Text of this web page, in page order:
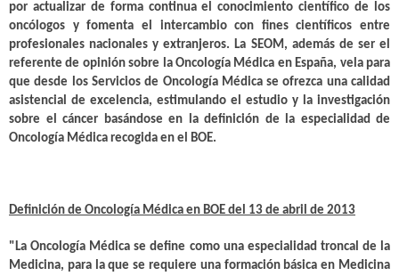
por actualizar de forma continua el conocimiento científico de los
oncólogos y fomenta el intercambio con fines científicos entre
profesionales nacionales y extranjeros. La SEOM, además de ser el
referente de opinión sobre la Oncología Médica en España, vela para
que desde los Servicios de Oncología Médica se ofrezca una calidad
asistencial de excelencia, estimulando el estudio y la investigación
sobre el cáncer basándose en la definición de la especialidad de
Oncología Médica recogida en el BOE.
Definición de Oncología Médica en BOE del 13 de abril de 2013
"La Oncología Médica se define como una especialidad troncal de la
Medicina, para la que se requiere una formación básica en Medicina